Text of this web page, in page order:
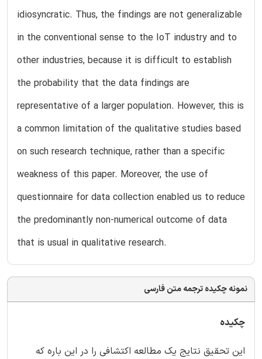
idiosyncratic. Thus, the findings are not generalizable
in the conventional sense to the IoT industry and to
other industries, because it is difficult to establish
the probability that the data findings are
representative of a larger population. However, this is
a common limitation of the qualitative studies based
on such research technique, rather than a specific
weakness of this paper. Moreover, the use of
questionnaire for data collection enabled us to reduce
the predominantly non-numerical outcome of data
that is usual in qualitative research.
نمونه چکیده ترجمه متن فارسی
چکیده
این تحقیق نتایج یک مطالعه اکتشافی را در این باره که